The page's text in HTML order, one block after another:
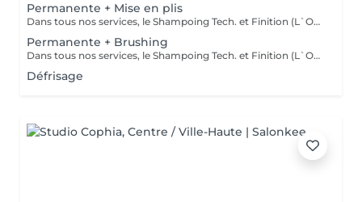
Permanente + Mise en plis
Dans tous nos services, le Shampoing Tech. et Finition (L`OREAL)sont compris.
Permanente + Brushing
Dans tous nos services, le Shampoing Tech. et Finition (L`OREAL)sont compris.
Défrisage